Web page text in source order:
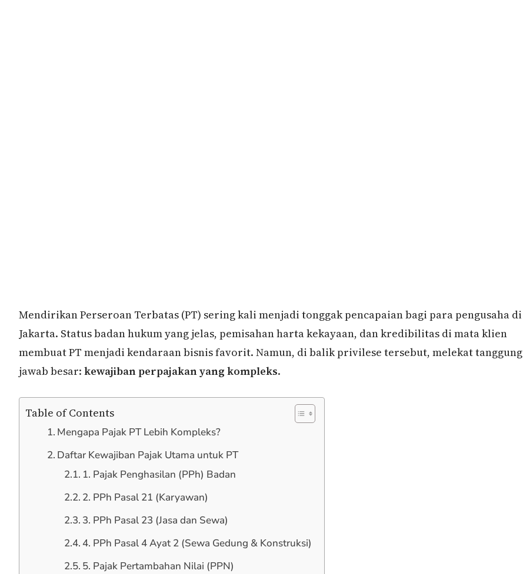
Mendirikan Perseroan Terbatas (PT) sering kali menjadi tonggak pencapaian bagi para pengusaha di
Jakarta. Status badan hukum yang jelas, pemisahan harta kekayaan, dan kredibilitas di mata klien
membuat PT menjadi kendaraan bisnis favorit. Namun, di balik privilese tersebut, melekat tanggung
jawab besar: kewajiban perpajakan yang kompleks.
Table of Contents
Mengapa Pajak PT Lebih Kompleks?
Daftar Kewajiban Pajak Utama untuk PT
1. Pajak Penghasilan (PPh) Badan
2. PPh Pasal 21 (Karyawan)
3. PPh Pasal 23 (Jasa dan Sewa)
4. PPh Pasal 4 Ayat 2 (Sewa Gedung & Konstruksi)
5. Pajak Pertambahan Nilai (PPN)